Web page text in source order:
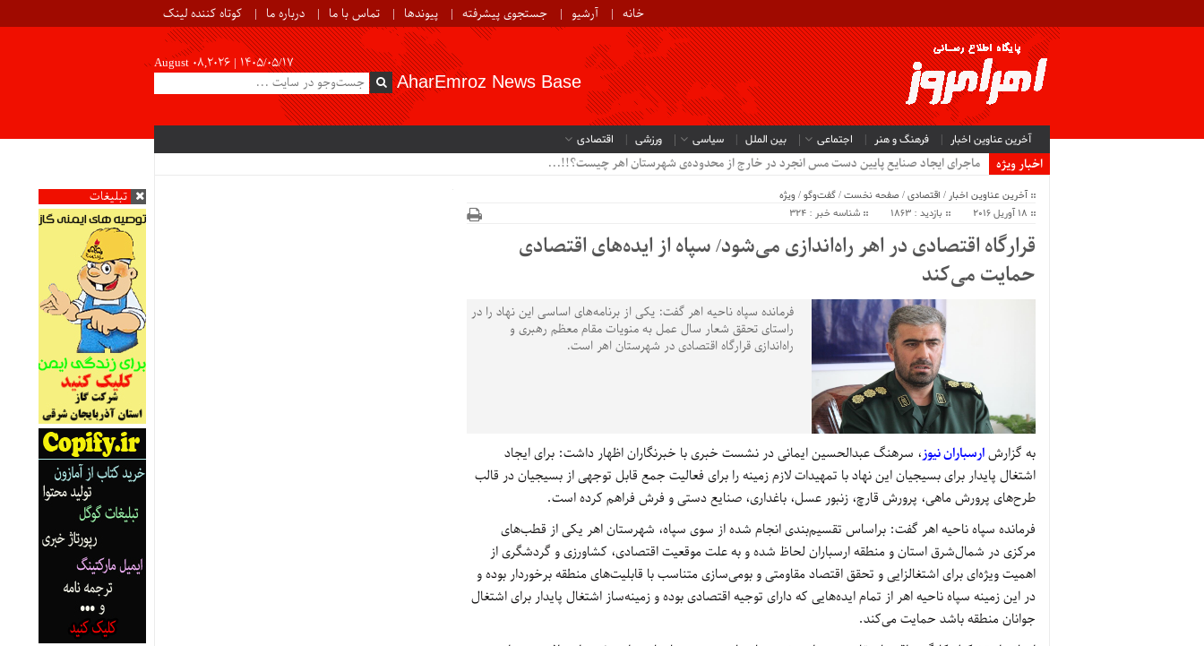
خانه آرشیو جستجوی پیشرفته پیوندها تماس با ما درباره ما کوتاه کننده لینک
August 08,2026 | ۱۴۰۵/۰۵/۱۷
AharEmroz News Base
آخرین عناوین اخبار فرهنگ و هنر اجتماعی بین الملل سیاسی ورزشی اقتصادی
اخبار ویژه
ماجرای ایجاد صنایع پایین دست مس انجرد در خارج از محدوده‌ی شهرستان اهر چیست؟!!...
تبلیغات
آخرین عناوین اخبار / اقتصادی/صفحه نخست/گفت‌وگو/ ویژه
18 آوریل 2016
بازدید : 1863 شناسه خبر : 324
قرارگاه اقتصادی در اهر راه‌اندازی می‌شود/ سپاه از ایده‌های اقتصادی
حمایت می‌کند
فرمانده سپاه ناحیه اهر گفت: یکی از برنامه‌های اساسی این نهاد را در
راستای تحقق شعار سال عمل به منویات مقام معظم رهبری و
راه‌اندازی قرارگاه اقتصادی در شهرستان اهر است.
به گزارشارسباران نیوز، سرهنگ عبدالحسین ایمانی در نشست خبری با خبرنگاران اظهار داشت: برای ایجاد
اشتغال پایدار برای بسیجیان این نهاد با تمهیدات لازم زمینه را برای فعالیت جمع قابل توجهی از بسیجیان در قالب
طرح‌های پرورش ماهی، پرورش قارچ، زنبور عسل، باغداری، صنایع دستی و فرش فراهم کرده است.
فرمانده سپاه ناحیه اهر گفت: براساس تقسیم‌بندی انجام شده از سوی سپاه، شهرستان اهر یکی از قطب‌های
مرکزی در شمال‌شرق استان و منطقه ارسباران لحاظ شده و به علت موقعیت اقتصادی، کشاورزی و گردشگری از
اهمیت ویژه‌ای برای اشتغالزایی و تحقق اقتصاد مقاومتی و بومی‌سازی متناسب با قابلیت‌های منطقه برخوردار بوده و
در این زمینه سپاه ناحیه اهر از تمام ایده‌هایی که دارای توجیه اقتصادی بوده و زمینه‌ساز اشتغال پایدار برای اشتغال
جوانان منطقه باشد حمایت می‌کند.